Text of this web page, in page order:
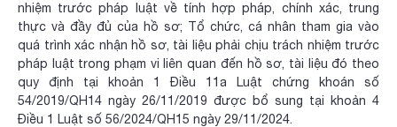
nhiệm trước pháp luật về tính hợp pháp, chính xác, trung
thực và đầy đủ của hồ sơ; Tổ chức, cá nhân tham gia vào
quá trình xác nhận hồ sơ, tài liệu phải chịu trách nhiệm trước
pháp luật trong phạm vi liên quan đến hồ sơ, tài liệu đó theo
quy định tại khoản 1 Điều 11a Luật chứng khoán số
54/2019/QH14 ngày 26/11/2019 được bổ sung tại khoản 4
Điều 1 Luật số 56/2024/QH15 ngày 29/11/2024.